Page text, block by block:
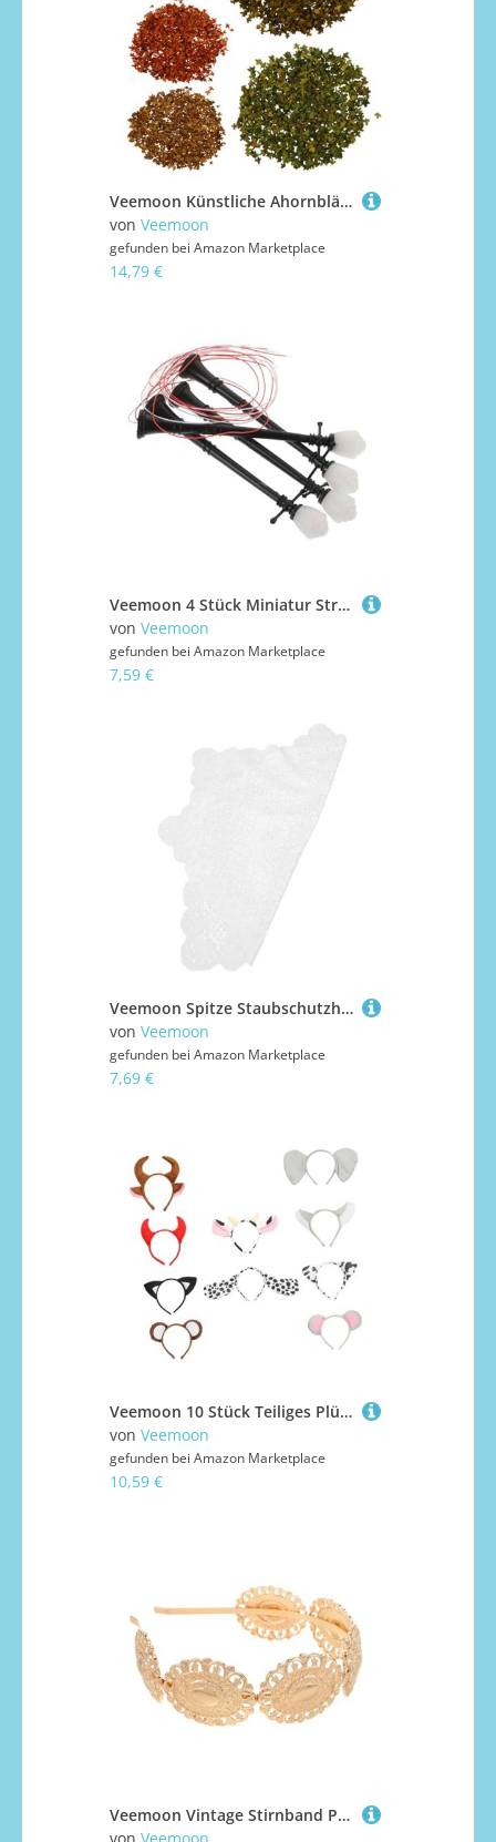
Veemoon Künstliche Ahornblätter Miniatur Für DIY Modelllandschaft Eisenbahn Garten Diorama Landschaftsbau Zubehör
von Veemoon
gefunden bei Amazon Marketplace
14,79 €
Veemoon 4 Stück Miniatur Straßenlaternen Doppelköpfige LED Gartenlampen Modell Filigrane Architektur sandtable deko Einfache Montage Detailreiche Mikro Landschaft Beleuchtung
von Veemoon
gefunden bei Amazon Marketplace
7,59 €
Veemoon Spitze Staubschutzhaube für Kühlschrank Mikrowelle Waschmaschine Nachttisch Atmungsaktiv Schützende Abdeckung für Haushaltsgeräte und Möbel
von Veemoon
gefunden bei Amazon Marketplace
7,69 €
Veemoon 10 Stück Teiliges Plüsch Tierohren Haarreifen Weiche Bequeme Kopfbedeckung für Mädchen Vielseitig für Cosplay Partys Waschen und Make Up Langlebig und Sicher Niedliche Hasen und
von Veemoon
gefunden bei Amazon Marketplace
10,59 €
Veemoon Vintage Stirnband Party Kopfbedeckung Karnevals Haarband Glitzernde Stirnbänder Für Damen Vintage Haarkrone DIY Kopfbedeckung Retro Stil Haarkrone Metall